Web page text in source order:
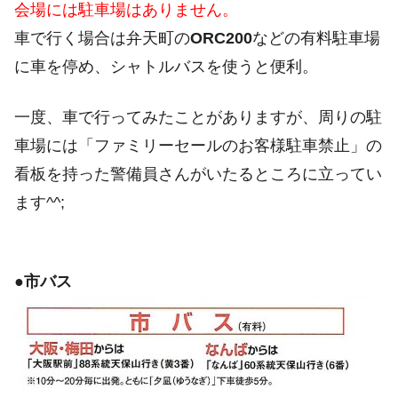
会場には駐車場はありません。
車で行く場合は弁天町のORC200などの有料駐車場
に車を停め、シャトルバスを使うと便利。
一度、車で行ってみたことがありますが、周りの駐
車場には「ファミリーセールのお客様駐車禁止」の
看板を持った警備員さんがいたるところに立ってい
ます^^;
●市バス